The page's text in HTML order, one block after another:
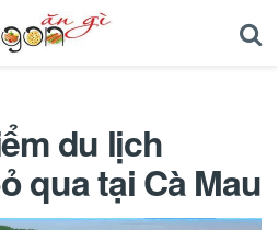
du lịch
qua tại Cà Mau